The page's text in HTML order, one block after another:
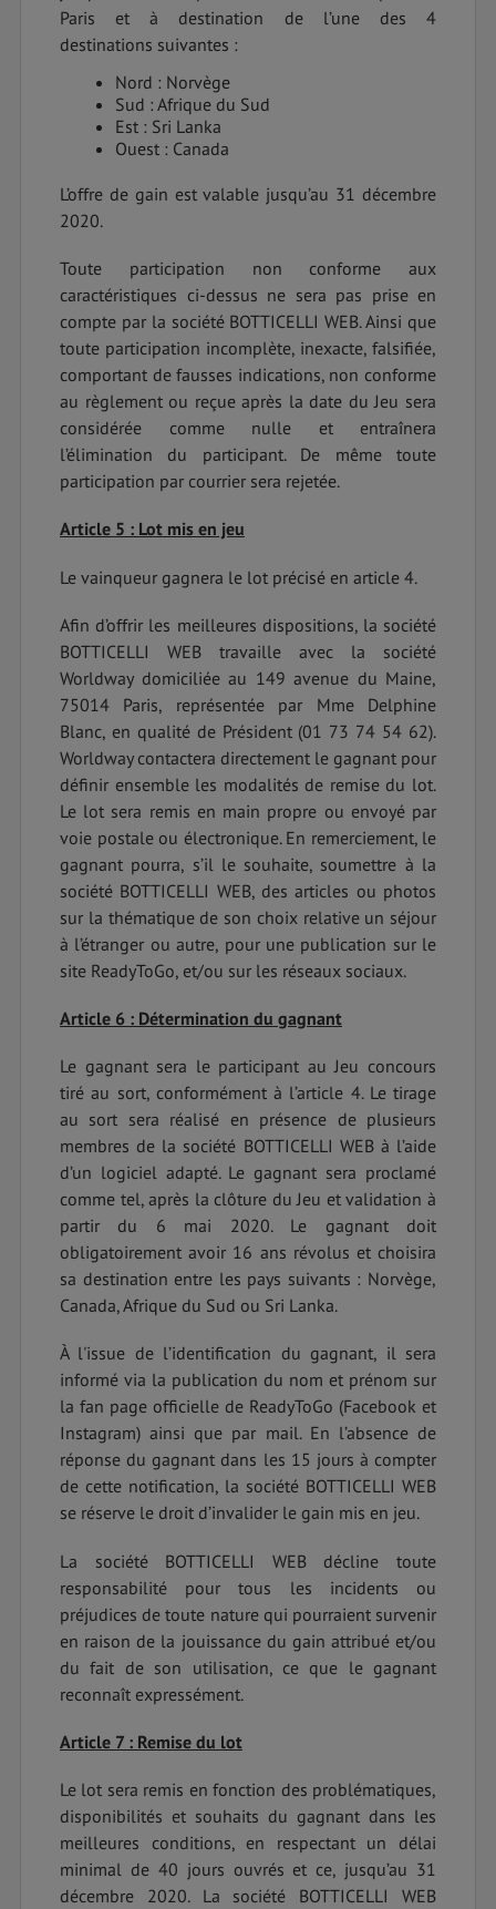
Paris et à destination de l’une des 4
destinations suivantes :
Nord : Norvège
Sud : Afrique du Sud
Est : Sri Lanka
Ouest : Canada
L’offre de gain est valable jusqu’au 31 décembre
2020.
Toute participation non conforme aux
caractéristiques ci-dessus ne sera pas prise en
compte par la société BOTTICELLI WEB. Ainsi que
toute participation incomplète, inexacte, falsifiée,
comportant de fausses indications, non conforme
au règlement ou reçue après la date du Jeu sera
considérée comme nulle et entraînera
l’élimination du participant. De même toute
participation par courrier sera rejetée.
Article 5 : Lot mis en jeu
Le vainqueur gagnera le lot précisé en article 4.
Afin d’offrir les meilleures dispositions, la société
BOTTICELLI WEB travaille avec la société
Worldway domiciliée au 149 avenue du Maine,
75014 Paris, représentée par Mme Delphine
Blanc, en qualité de Président (01 73 74 54 62).
Worldway contactera directement le gagnant pour
définir ensemble les modalités de remise du lot.
Le lot sera remis en main propre ou envoyé par
voie postale ou électronique. En remerciement, le
gagnant pourra, s’il le souhaite, soumettre à la
société BOTTICELLI WEB, des articles ou photos
sur la thématique de son choix relative un séjour
à l’étranger ou autre, pour une publication sur le
site ReadyToGo, et/ou sur les réseaux sociaux.
Article 6 : Détermination du gagnant
Le gagnant sera le participant au Jeu concours
tiré au sort, conformément à l’article 4. Le tirage
au sort sera réalisé en présence de plusieurs
membres de la société BOTTICELLI WEB à l’aide
d’un logiciel adapté. Le gagnant sera proclamé
comme tel, après la clôture du Jeu et validation à
partir du 6 mai 2020. Le gagnant doit
obligatoirement avoir 16 ans révolus et choisira
sa destination entre les pays suivants : Norvège,
Canada, Afrique du Sud ou Sri Lanka.
À l'issue de l’identification du gagnant, il sera
informé via la publication du nom et prénom sur
la fan page officielle de ReadyToGo (Facebook et
Instagram) ainsi que par mail. En l’absence de
réponse du gagnant dans les 15 jours à compter
de cette notification, la société BOTTICELLI WEB
se réserve le droit d’invalider le gain mis en jeu.
La société BOTTICELLI WEB décline toute
responsabilité pour tous les incidents ou
préjudices de toute nature qui pourraient survenir
en raison de la jouissance du gain attribué et/ou
du fait de son utilisation, ce que le gagnant
reconnaît expressément.
Article 7 : Remise du lot
Le lot sera remis en fonction des problématiques,
disponibilités et souhaits du gagnant dans les
meilleures conditions, en respectant un délai
minimal de 40 jours ouvrés et ce, jusqu’au 31
décembre 2020. La société BOTTICELLI WEB